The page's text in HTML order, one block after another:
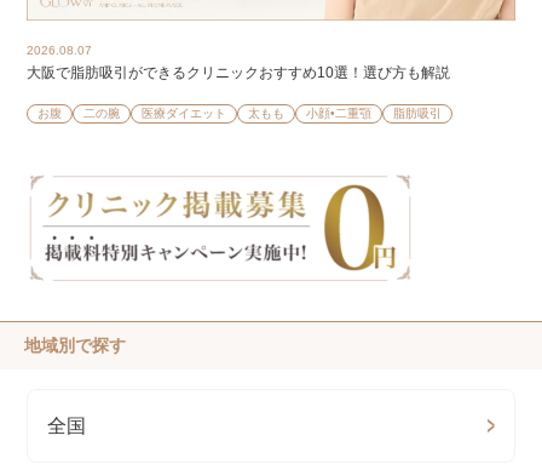
2026.08.07
大阪で脂肪吸引ができるクリニックおすすめ10選！選び方も解説
お腹 二の腕 医療ダイエット 太もも 小顔•二重顎 脂肪吸引
地域別で探す
全国